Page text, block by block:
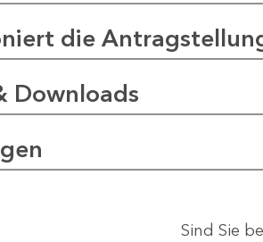
die
Downloads
Sind Sie